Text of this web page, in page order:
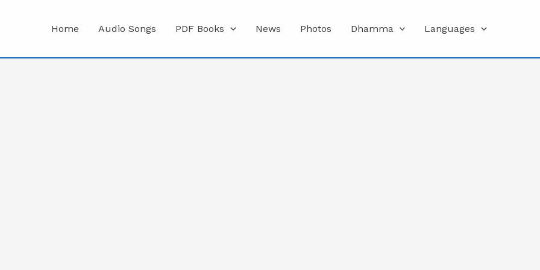
Home Audio Songs PDF Books News Photos Dhamma Languages